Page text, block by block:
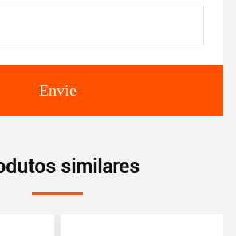
Envie
similares